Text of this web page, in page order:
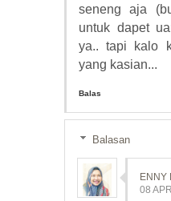
seneng aja
untuk dapet
ya.. tapi kalo
yang kasian...
Balas
Balasan
ENNY
08